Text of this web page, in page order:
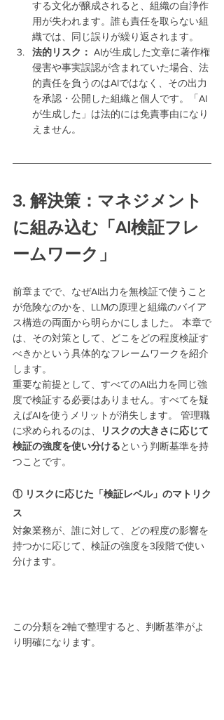
する文化が醸成されると、組織の自浄作
用が失われます。誰も責任を取らない組
織では、同じ誤りが繰り返されます。
法的リスク： AIが生成した文章に著作権
侵害や事実誤認が含まれていた場合、法
的責任を負うのはAIではなく、その出力
を承認・公開した組織と個人です。「AI
が生成した」は法的には免責事由になり
えません。
3. 解決策：マネジメント
に組み込む「AI検証フレ
ームワーク」
前章までで、なぜAI出力を無検証で使うこと
が危険なのかを、LLMの原理と組織のバイア
ス構造の両面から明らかにしました。 本章で
は、その対策として、どこをどの程度検証す
べきかという具体的なフレームワークを紹介
します。
重要な前提として、すべてのAI出力を同じ強
度で検証する必要はありません。すべてを疑
えばAIを使うメリットが消失します。 管理職
に求められるのは、
リスクの大きさに応じて
検証の強度を使い分けるという判断基準を持
つことです。
① リスクに応じた「検証レベル」のマトリク
ス
対象業務が、誰に対して、どの程度の影響を
持つかに応じて、検証の強度を3段階で使い
分けます。
この分類を2軸で整理すると、判断基準がよ
り明確になります。